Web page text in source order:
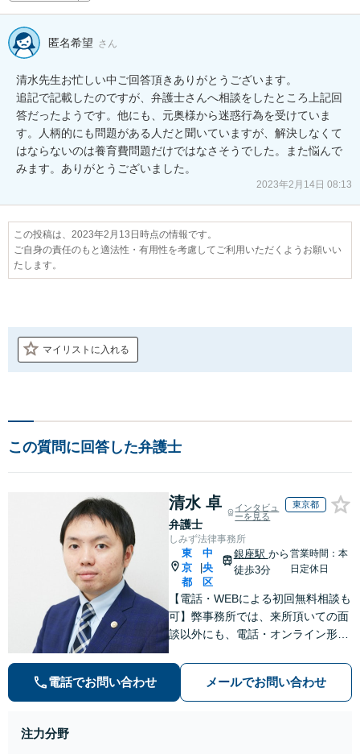
匿名希望 さん
清水先生お忙しい中ご回答頂きありがとうございます。
追記で記載したのですが、弁護士さんへ相談をしたところ上記回
答だったようです。他にも、元奥様から迷惑行為を受けていま
す。人柄的にも問題がある人だと聞いていますが、解決しなくて
はならないのは養育費問題だけではなさそうでした。また悩んで
みます。ありがとうございました。
2023年2月14日 08:13
この投稿は、2023年2月13日時点の情報です。
ご自身の責任のもと適法性・有用性を考慮してご利用いただくようお願いい
たします。
マイリストに入れる
この質問に回答した弁護士
清水 卓
弁護士
インタビュ
ーを見る
東京都
しみず法律事務所
東
京
都
中
央
区
銀座駅 から
徒歩3分
営業時間：本
日定休日
【電話・WEBによる初回無料相談も
可】弊事務所では、来所頂いての面
談以外にも、電話・オンライン形式
弁護士にご相談頂くことで、今のご
不安が和らぐとともに、問題解決の
ために前に進むことができます。
電話でお問い合わせ メールでお問い合わせ
注力分野